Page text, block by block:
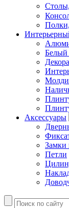
Аксессуары
Замки
Петли